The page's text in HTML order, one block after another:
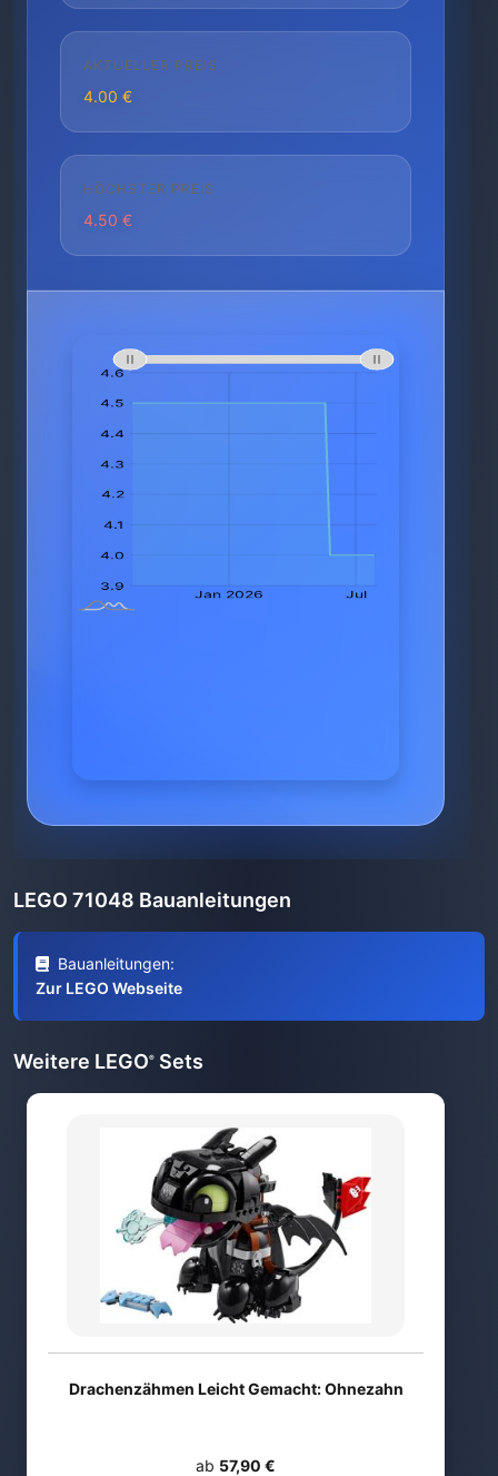
AKTUELLER PREIS
4.00 €
HÖCHSTER PREIS
4.50 €
LEGO 71048 Bauanleitungen
Bauanleitungen:
Zur LEGO Webseite
Weitere LEGO® Sets
Drachenzähmen Leicht Gemacht: Ohnezahn
ab 57,90 €